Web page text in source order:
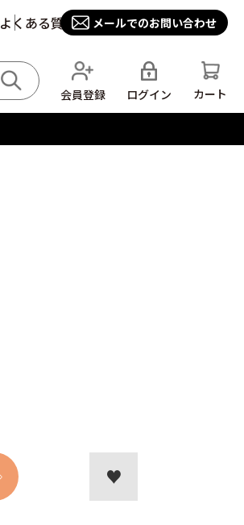
よくある質問 メールでのお問い合わせ
会員登録 ログイン カート